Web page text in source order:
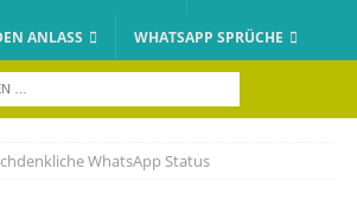
ANLASS WHATSAPP SPRÜCHE
WhatsApp Status